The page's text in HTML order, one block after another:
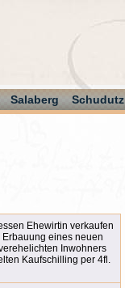
Salaberg Schudutz
Ehewirtin verkaufen
eines neuen
Inwohners
Kaufschilling per 4fl.